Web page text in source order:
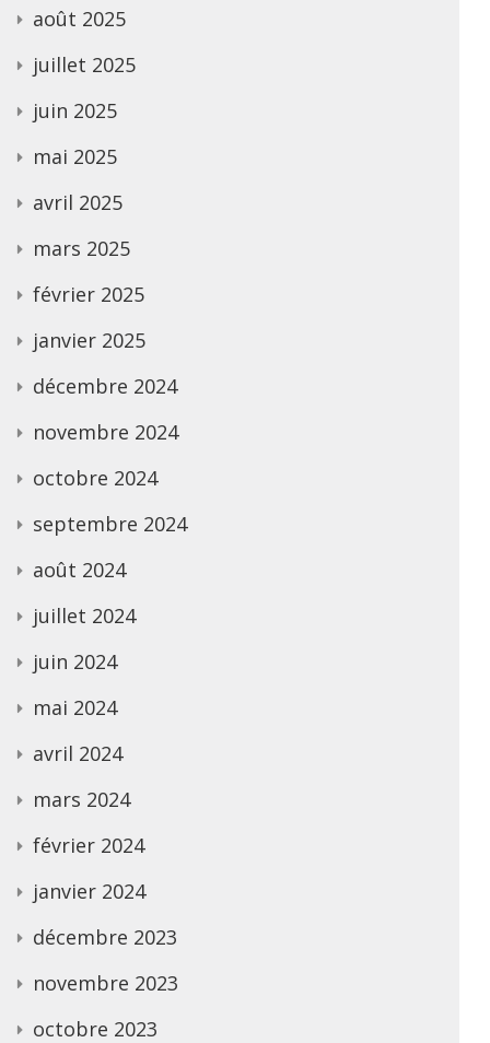
août 2025
juillet 2025
juin 2025
mai 2025
avril 2025
mars 2025
février 2025
janvier 2025
décembre 2024
novembre 2024
octobre 2024
septembre 2024
août 2024
juillet 2024
juin 2024
mai 2024
avril 2024
mars 2024
février 2024
janvier 2024
décembre 2023
novembre 2023
octobre 2023